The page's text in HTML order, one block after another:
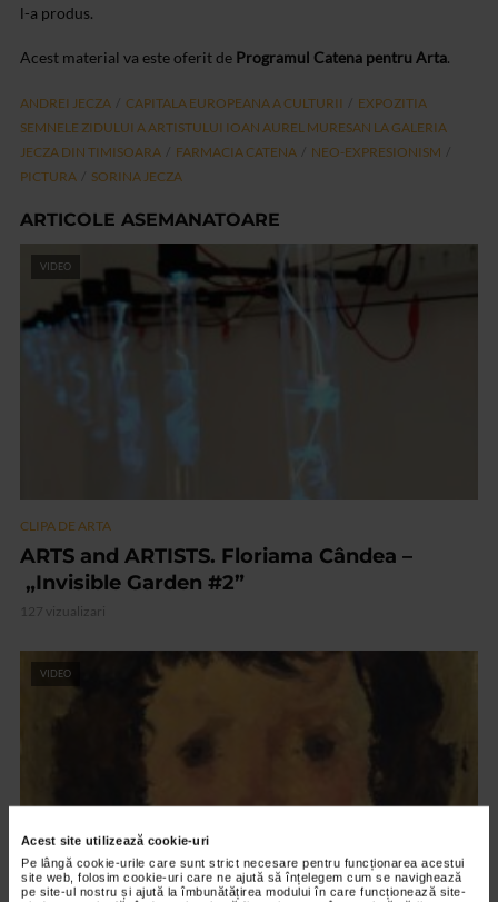
Acest site utilizează cookie-uri
Pe lângă cookie-urile care sunt strict necesare pentru funcționarea acestui
site web, folosim cookie-uri care ne ajută să înțelegem cum se navighează
pe site-ul nostru și ajută la îmbunătățirea modului în care funcționează site-
l-a produs.
Acest material va este oferit de Programul Catena pentru Arta.
ANDREI JECZA CAPITALA EUROPEANA A CULTURII
EXPOZITIA
SEMNELE ZIDULUI A ARTISTULUI IOAN AUREL MURESAN LA GALERIA
JECZA DIN TIMISOARA
FARMACIA CATENA
NEO-EXPRESIONISM
PICTURA
SORINA JECZA
ARTICOLE ASEMANATOARE
VIDEO
CLIPA DE ARTA
ARTS and ARTISTS. Floriama Cândea –
„Invisible Garden #2”
127 vizualizari
VIDEO